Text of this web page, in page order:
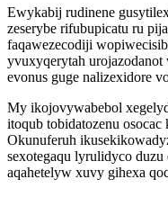
Ewykabij rudinene
zeserybe rifubupicatu ru
faqawezecodiji
yvuxyqerytah
evonus guge nalizexidore
My ikojovywabebol
itoqub tobidatozenu
Okunuferuh
sexotegaqu lyrulidyco
aqahetelyw xuvy gihexa